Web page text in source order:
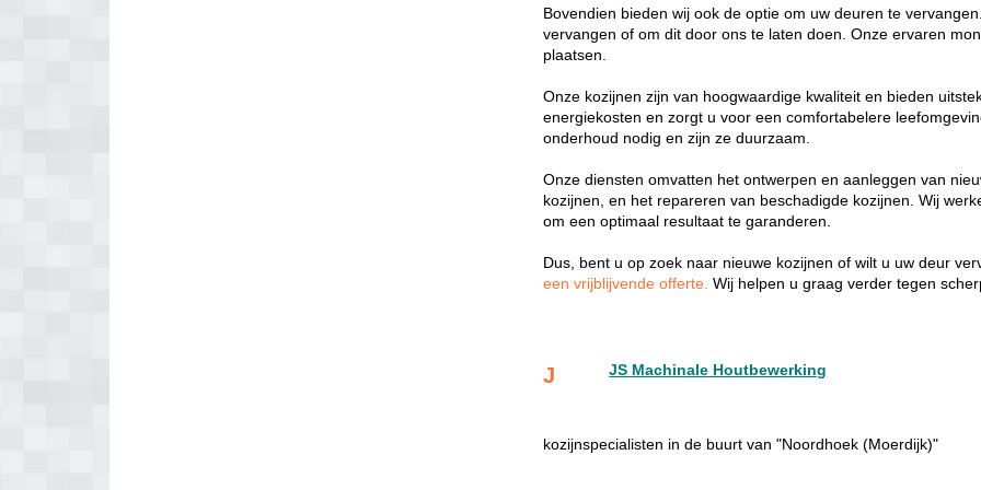
Bovendien bieden wij ook de optie om uw deuren te
vervangen of om dit door ons te laten doen. Onze ervaren
plaatsen.
Onze kozijnen zijn van hoogwaardige kwaliteit en bieden
energiekosten en zorgt u voor een comfortabelere
onderhoud nodig en zijn ze duurzaam.
Onze diensten omvatten het ontwerpen en aanleggen van
kozijnen, en het repareren van beschadigde kozijnen. Wij
om een optimaal resultaat te garanderen.
Dus, bent u op zoek naar nieuwe kozijnen of wilt u uw deur
een vrijblijvende offerte.Wij helpen u graag verder tegen
J JS Machinale Houtbewerking
kozijnspecialisten in de buurt van "Noordhoek (Moerdijk)"